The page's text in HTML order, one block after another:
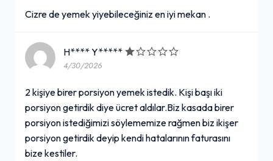
Cizre de yemek yiyebileceğiniz en iyi mekan .
H**** Y*****
4/30/2026
2 kişiye birer porsiyon yemek istedik. Kişi başı iki
porsiyon getirdik diye ücret aldılar.Biz kasada birer
porsiyon istediğimizi söylememize rağmen biz ikişer
porsiyon getirdik deyip kendi hatalarının faturasını
bize kestiler.